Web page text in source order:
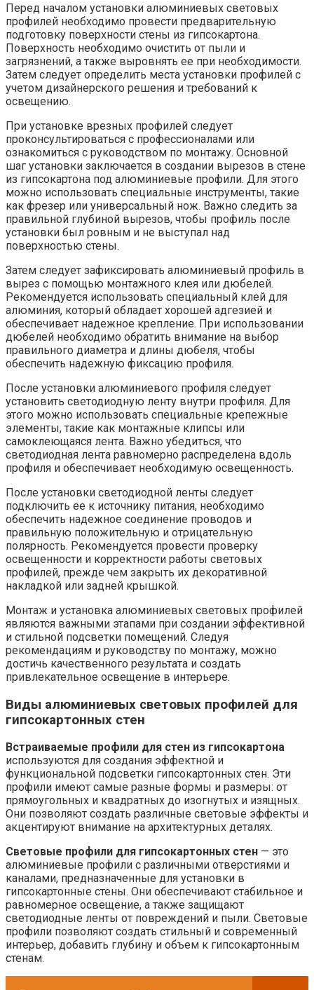
Перед началом установки алюминиевых световых
профилей необходимо провести предварительную
подготовку поверхности стены из гипсокартона.
Поверхность необходимо очистить от пыли и
загрязнений, а также выровнять ее при необходимости.
Затем следует определить места установки профилей с
учетом дизайнерского решения и требований к
освещению.
При установке врезных профилей следует
проконсультироваться с профессионалами или
ознакомиться с руководством по монтажу. Основной
шаг установки заключается в создании вырезов в стене
из гипсокартона под алюминиевые профили. Для этого
можно использовать специальные инструменты, такие
как фрезер или универсальный нож. Важно следить за
правильной глубиной вырезов, чтобы профиль после
установки был ровным и не выступал над
поверхностью стены.
Затем следует зафиксировать алюминиевый профиль в
вырез с помощью монтажного клея или дюбелей.
Рекомендуется использовать специальный клей для
алюминия, который обладает хорошей адгезией и
обеспечивает надежное крепление. При использовании
дюбелей необходимо обратить внимание на выбор
правильного диаметра и длины дюбеля, чтобы
обеспечить надежную фиксацию профиля.
После установки алюминиевого профиля следует
установить светодиодную ленту внутри профиля. Для
этого можно использовать специальные крепежные
элементы, такие как монтажные клипсы или
самоклеющаяся лента. Важно убедиться, что
светодиодная лента равномерно распределена вдоль
профиля и обеспечивает необходимую освещенность.
После установки светодиодной ленты следует
подключить ее к источнику питания, необходимо
обеспечить надежное соединение проводов и
правильную положительную и отрицательную
полярность. Рекомендуется провести проверку
освещенности и корректности работы световых
профилей, прежде чем закрыть их декоративной
накладкой или задней крышкой.
Монтаж и установка алюминиевых световых профилей
являются важными этапами при создании эффективной
и стильной подсветки помещений. Следуя
рекомендациям и руководству по монтажу, можно
достичь качественного результата и создать
привлекательное освещение в интерьере.
Виды алюминиевых световых профилей для
гипсокартонных стен
Встраиваемые профили для стен из гипсокартона
используются для создания эффектной и
функциональной подсветки гипсокартонных стен. Эти
профили имеют самые разные формы и размеры: от
прямоугольных и квадратных до изогнутых и изящных.
Они позволяют создать различные световые эффекты и
акцентируют внимание на архитектурных деталях.
Световые профили для гипсокартонных стен — это
алюминиевые профили с различными отверстиями и
каналами, предназначенные для установки в
гипсокартонные стены. Они обеспечивают стабильное и
равномерное освещение, а также защищают
светодиодные ленты от повреждений и пыли. Световые
профили позволяют создать стильный и современный
интерьер, добавить глубину и объем к гипсокартонным
стенам.